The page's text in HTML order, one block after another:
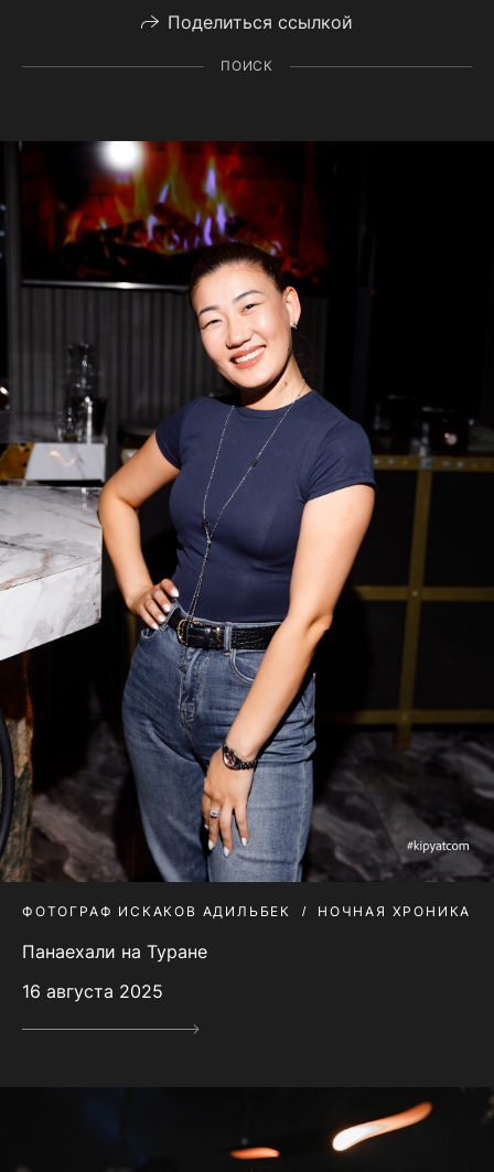
Поделиться ссылкой
ПОИСК
ФОТОГРАФ ИСКАКОВ АДИЛЬБЕК НОЧНАЯ ХРОНИКА
Панаехали на Туране
16 августа 2025